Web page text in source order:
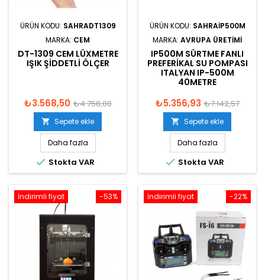
ÜRÜN KODU: SAHRADT1309
MARKA: CEM
DT-1309 CEM LÜXMETRE
IŞIK ŞIDDETLI ÖLÇER
₺3.568,50 ₺4.758,00
 Sepete ekle
Daha fazla
 Stokta VAR
ÜRÜN KODU: SAHRAIP500M
MARKA: AVRUPA ÜRETIMI
IP500M SÜRTME FANLI
PREFERIKAL SU POMPASI
ITALYAN IP-500M
40METRE
₺5.356,93 ₺7.142,57
 Sepete ekle
Daha fazla
 Stokta VAR
-53%
İndirimli fiyat -22%
İndirimli fiyat